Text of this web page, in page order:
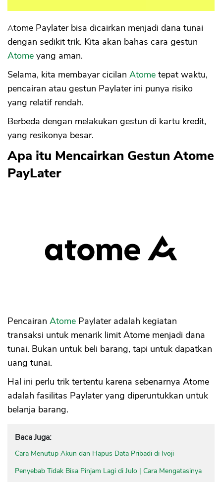
Atome Paylater bisa dicairkan menjadi dana tunai
dengan sedikit trik. Kita akan bahas cara gestun
Atome yang aman.
Selama, kita membayar cicilan Atome tepat waktu,
pencairan atau gestun Paylater ini punya risiko
yang relatif rendah.
Berbeda dengan melakukan gestun di kartu kredit,
yang resikonya besar.
Apa itu Mencairkan Gestun Atome
PayLater
Pencairan Atome Paylater adalah kegiatan
transaksi untuk menarik limit Atome menjadi dana
tunai. Bukan untuk beli barang, tapi untuk dapatkan
uang tunai.
Hal ini perlu trik tertentu karena sebenarnya Atome
adalah fasilitas Paylater yang diperuntukkan untuk
belanja barang.
Baca Juga:
Cara Menutup Akun dan Hapus Data Pribadi di Ivoji
Penyebab Tidak Bisa Pinjam Lagi di Julo | Cara Mengatasinya